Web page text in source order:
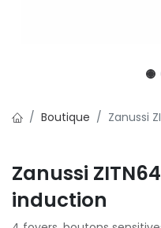
Boutique Zanussi
Zanussi
induction